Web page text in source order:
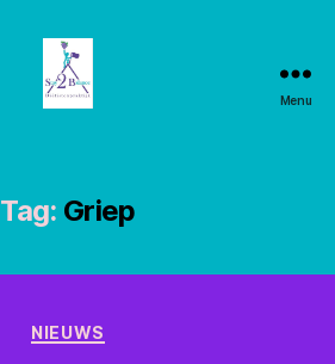
Menu
Tag: Griep
Categorieën
NIEUWS